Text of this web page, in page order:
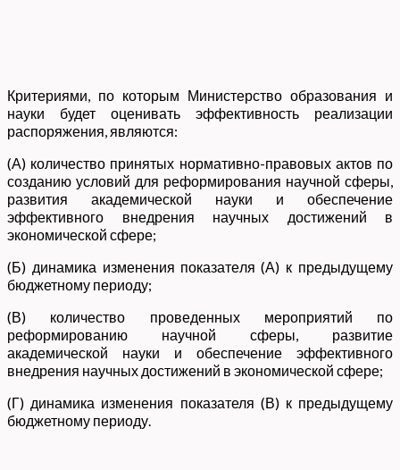
Критериями, по которым Министерство образования и
науки будет оценивать эффективность реализации
распоряжения, являются:
(А) количество принятых нормативно-правовых актов по
созданию условий для реформирования научной сферы,
развития академической науки и обеспечение
эффективного внедрения научных достижений в
экономической сфере;
(Б) динамика изменения показателя (А) к предыдущему
бюджетному периоду;
(В) количество проведенных мероприятий по
реформированию научной сферы, развитие
академической науки и обеспечение эффективного
внедрения научных достижений в экономической сфере;
(Г) динамика изменения показателя (В) к предыдущему
бюджетному периоду.